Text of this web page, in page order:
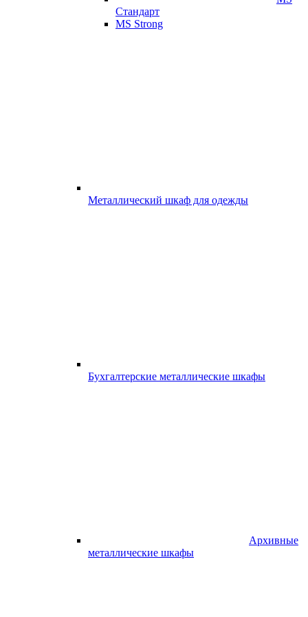
Стандарт
MS Strong
Металлический шкаф для одежды
Бухгалтерские металлические шкафы
Архивные
металлические шкафы